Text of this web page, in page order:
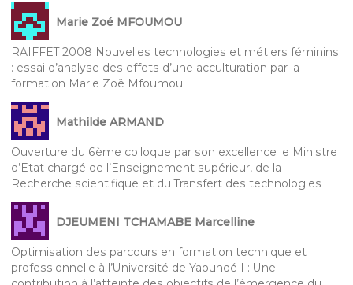
Marie Zoé MFOUMOU
RAIFFET 2008 Nouvelles technologies et métiers féminins
: essai d’analyse des effets d’une acculturation par la
formation Marie Zoë Mfoumou
Mathilde ARMAND
Ouverture du 6ème colloque par son excellence le Ministre
d’Etat chargé de l’Enseignement supérieur, de la
Recherche scientifique et du Transfert des technologies
DJEUMENI TCHAMABE Marcelline
Optimisation des parcours en formation technique et
professionnelle à l’Université de Yaoundé I : Une